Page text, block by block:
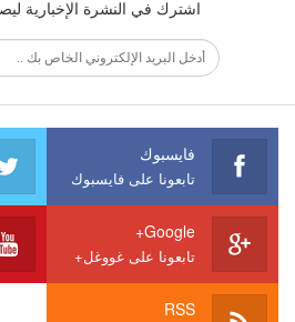
اشترك في النشرة الإخبارية
فايسبوك
تابعونا على فايسبوك
Google+
تابعونا على غووغل+
RSS